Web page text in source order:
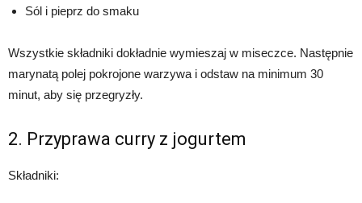
Sól i pieprz do smaku
Wszystkie składniki dokładnie wymieszaj w miseczce. Następnie
marynatą polej pokrojone warzywa i odstaw na minimum 30
minut, aby się przegryzły.
2. Przyprawa curry z jogurtem
Składniki: